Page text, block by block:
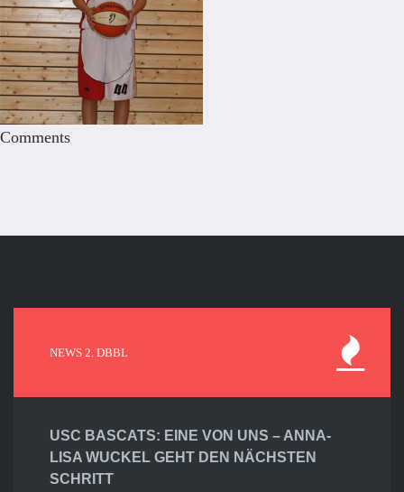
Comments
NEWS 2. DBBL
USC BASCATS: EINE VON UNS – ANNA-
LISA WUCKEL GEHT DEN NÄCHSTEN
SCHRITT